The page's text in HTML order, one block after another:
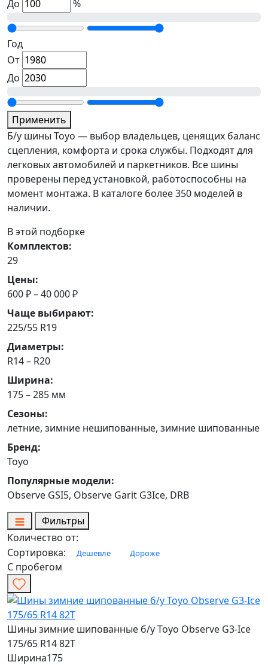
До %
Год
От
До
Применить
Б/у шины Toyo — выбор владельцев, ценящих баланс
сцепления, комфорта и срока службы. Подходят для
легковых автомобилей и паркетников. Все шины
проверены перед установкой, работоспособны на
момент монтажа. В каталоге более 350 моделей в
наличии.
В этой подборке
Комплектов:
29
Цены:
600 ₽ – 40 000 ₽
Чаще выбирают:
225/55 R19
Диаметры:
R14 – R20
Ширина:
175 – 285 мм
Сезоны:
летние, зимние нешипованные, зимние шипованные
Бренд:
Toyo
Популярные модели:
Observe GSI5, Observe Garit G3Ice, DRB
Фильтры
Количество от:
Сортировка:
Дешевле Дороже
С пробегом
Шины зимние шипованные б/у Toyo Observe G3-Ice
175/65 R14 82T
Ширина175